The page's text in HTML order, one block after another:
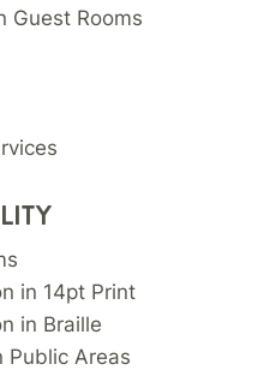
Guest Rooms
in 14pt Print
in Braille
Public Areas